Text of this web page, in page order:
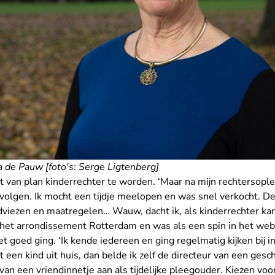
de Pauw [foto's: Serge Ligtenberg]
van plan kinderrechter te worden. ‘Maar na mijn
Ik mocht een tijdje meelopen en was snel verkocht.
en maatregelen… Wauw, dacht ik, als kinderrechter
arrondissement Rotterdam en was als een spin in het
goed ging. ‘Ik kende iedereen en ging regelmatig kijken bij
kind uit huis, dan belde ik zelf de directeur van een
een vriendinnetje aan als tijdelijke pleegouder. Kiezen